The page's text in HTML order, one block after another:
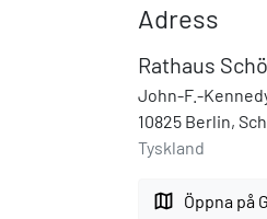
Adress
Rathaus
John-F.-
10825 Berlin,
Tyskland
map Öppna på